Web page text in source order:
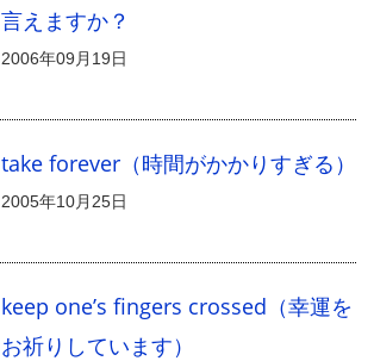
言えますか？
2006年09月19日
take forever（時間がかかりすぎる）
2005年10月25日
keep one’s fingers crossed（幸運を
お祈りしています）